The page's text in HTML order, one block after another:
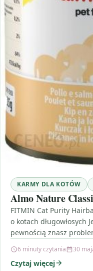
KARMY DLA KOTÓW
Almo Nature
FITMIN Cat Purity
o kotach długowłosych
pewnością znasz
6 minuty czytania 30
Czytaj więcej